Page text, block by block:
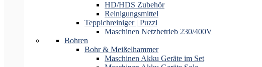
HD/HDS Zubehör
Reinigungsmittel
Teppichreiniger | Puzzi
Maschinen Netzbetrieb 230/400V
Bohren
Bohr & Meißelhammer
Maschinen Akku Geräte im Set